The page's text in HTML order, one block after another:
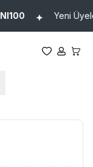
Yeni
Favorilerim
Hesabım